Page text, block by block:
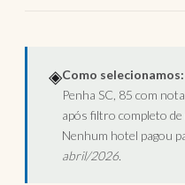
◈Como selecionamos:
Penha SC, 85 com
após filtro completo de
Nenhum hotel pagou
abril/2026.